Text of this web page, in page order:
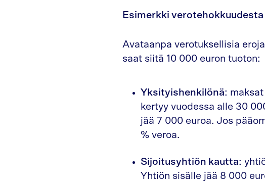
Esimerkki
Avataanpa verotuksellisia
saat siitä 10 000 euron tuoton:
Yksityishenkilönä:
kertyy vuodessa alle 30
jää 7 000 euroa. Jos
% veroa.
Sijoitusyhtiön kautta:
Yhtiön sisälle jää 8 000